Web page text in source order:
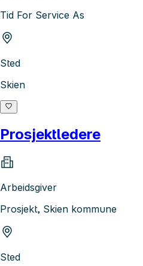
Tid For Service As
Sted
Skien
Prosjektledere
Arbeidsgiver
Prosjekt, Skien kommune
Sted